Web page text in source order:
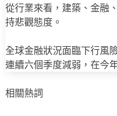
從行業來看，建築、金融
持悲觀態度。
全球金融狀況面臨下行風
連續六個季度減弱，在今
相關熱詞